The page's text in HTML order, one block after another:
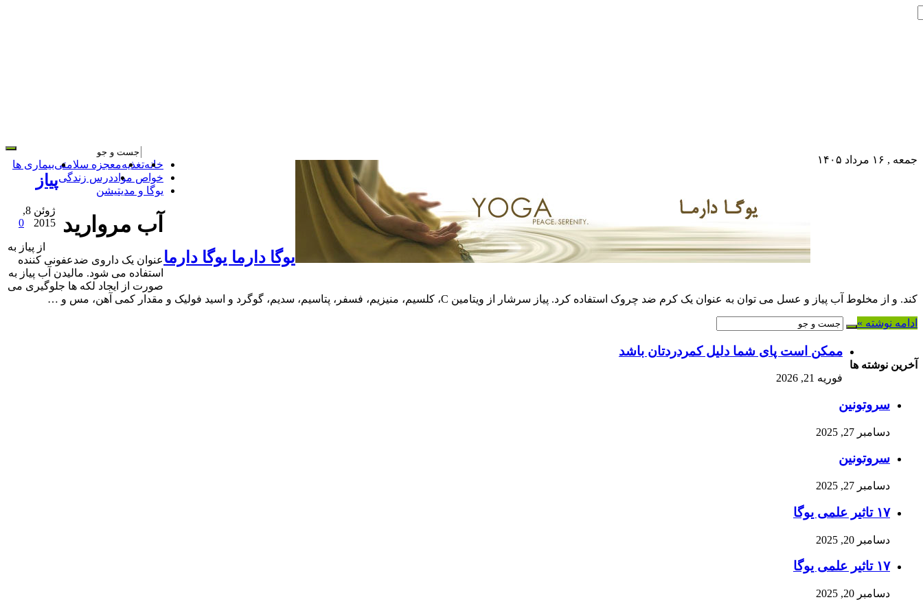
جمعه , ۱۶ مرداد ۱۴۰۵
یوگا دارما یوگا دارما
خانهتغذیهمعجزه سلامتیبیماری ها
خواص مواددرس زندگی
یوگا و مدیتیشن
آب مروارید
پیاز
ژوئن 8,
2015
0
از پیاز به
عنوان یک داروی ضدعفونی کننده
استفاده می شود. مالیدن آب پیاز به
صورت از ایجاد لکه ها جلوگیری می
کند. و از مخلوط آب پیاز و عسل می توان به عنوان یک کرم ضد چروک استفاده کرد. پیاز سرشار از ویتامین C، کلسیم، منیزیم، فسفر، پتاسیم، سدیم، گوگرد و اسید فولیک و مقدار کمی آهن، مس و …
ادامه نوشته »
آخرین نوشته ها
ممکن است پای شما دلیل کمردردتان باشد
فوریه 21, 2026
سروتونین
دسامبر 27, 2025
سروتونین
دسامبر 27, 2025
۱۷ تاثیر علمی یوگا
دسامبر 20, 2025
۱۷ تاثیر علمی یوگا
دسامبر 20, 2025